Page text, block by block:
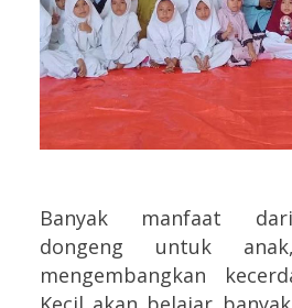
Banyak manfaat
dongeng untuk
mengembangkan